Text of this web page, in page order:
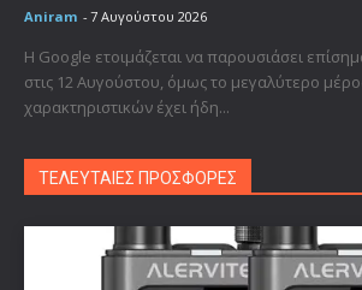
Aniram - 7 Αυγούστου 2026
Η Google ετοιμάζεται να παρουσιάσει
στις 12 Αυγούστου, όμως το μεγαλύτερο
χαρακτηριστικών έχει ήδη...
ΤΕΛΕΥΤΑΙΕΣ ΠΡΟΣΦΟΡΕΣ